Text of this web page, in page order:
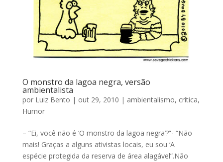
O monstro da lagoa negra, versão
ambientalista
por Luiz Bento | out 29, 2010 | ambientalismo, crítica,
Humor
– “Ei, você não é ‘O monstro da lagoa negra’?”- “Não
mais! Graças a alguns ativistas locais, eu sou ‘A
espécie protegida da reserva de área alagável”.Não